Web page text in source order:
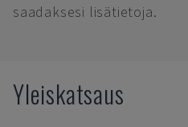
saadaksesi lisätietoja.
Yleiskatsaus